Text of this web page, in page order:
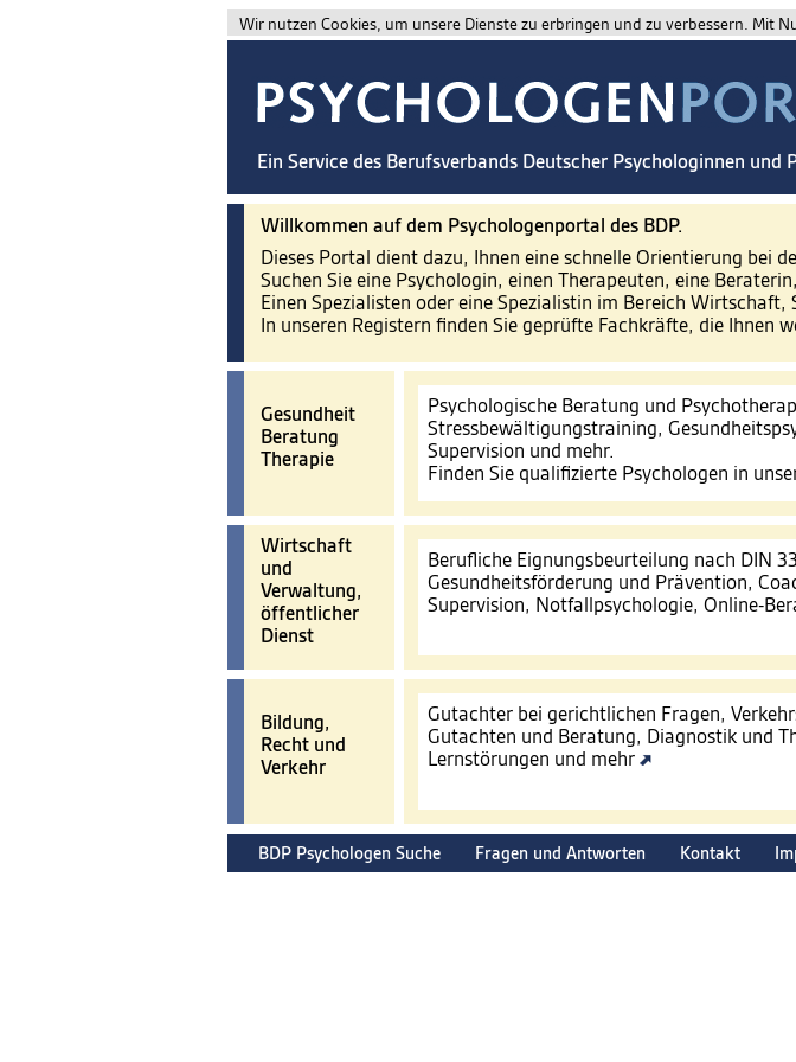
Wir nutzen Cookies, um unsere Dienste zu erbringen und zu verbessern. Mit
Ein Service des Berufsverbands Deutscher Psychologinnen und
Willkommen auf dem Psychologenportal des BDP.
Dieses Portal dient dazu, Ihnen eine schnelle Orientierung bei
Suchen Sie eine Psychologin, einen Therapeuten, eine
Einen Spezialisten oder eine Spezialistin im Bereich Wirtschaft,
In unseren Registern finden Sie geprüfte Fachkräfte, die Ihnen
Gesundheit
Beratung
Therapie
Psychologische Beratung und
Stressbewältigungstraining,
Supervision und mehr.
Finden Sie qualifizierte Psychologen in
Wirtschaft
und
Verwaltung,
öffentlicher
Dienst
Berufliche Eignungsbeurteilung nach DIN
Gesundheitsförderung und Prävention,
Supervision, Notfallpsychologie, Online-
Bildung,
Recht und
Verkehr
Gutachter bei gerichtlichen Fragen,
Gutachten und Beratung, Diagnostik und
Lernstörungen und mehr
BDP Psychologen Suche Fragen und Antworten Kontakt